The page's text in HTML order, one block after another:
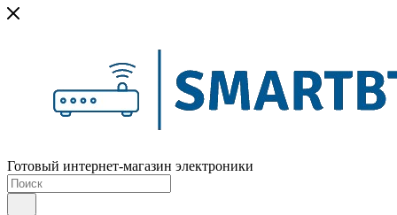
Готовый интернет-магазин электроники